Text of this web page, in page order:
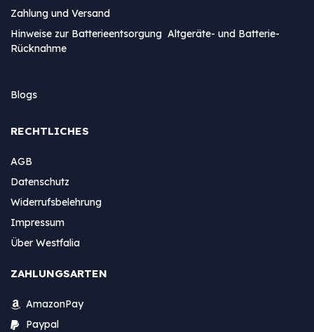
Zahlung und Versand
Hinweise zur Batterieentsorgung Altgeräte- und Batterie-
Rücknahme
Blogs
RECHTLICHES
AGB
Datenschutz
Widerrufsbelehrung
Impressum
Über Westfalia
ZAHLUNGSARTEN
AmazonPay
Paypal